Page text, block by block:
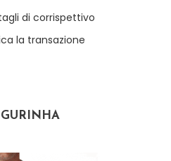
di corrispettivo
la transazione